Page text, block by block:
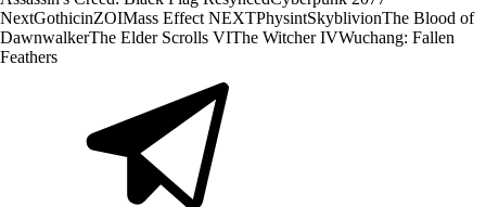
NextGothicinZOIMass Effect NEXTPhysintSkyblivionThe Blood of
DawnwalkerThe Elder Scrolls VIThe Witcher IVWuchang: Fallen
Feathers